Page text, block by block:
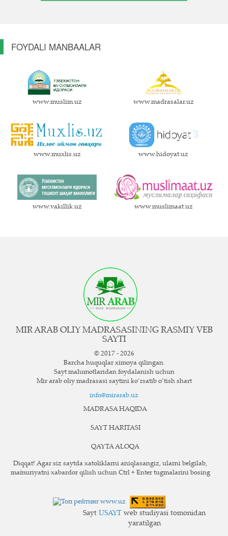
FOYDALI MANBAALAR
www.muslim.uz www.madrasalar.uz
www.muxlis.uz www.hidoyat.uz
www.vakillik.uz www.muslimaat.uz
MIR ARAB OLIY MADRASASINING RASMIY VEB
SAYTI
© 2017 - 2026
Barcha huquqlar ximoya qilingan.
Sayt ma`lumotlaridan foydalanish uchun
Mir arab oliy madrasasi saytini ko‘rsatib o‘tish shart
info@mirarab.uz
MADRASA HAQIDA
SAYT HARITASI
QAYTA ALOQA
Diqqat! Agar siz saytda xatoliklarni aniqlasangiz, ularni belgilab,
ma`muriyatni xabardor qilish uchun Ctrl + Enter tugmalarini bosing
Sayt USAYT web studiyasi tomonidan
yaratilgan